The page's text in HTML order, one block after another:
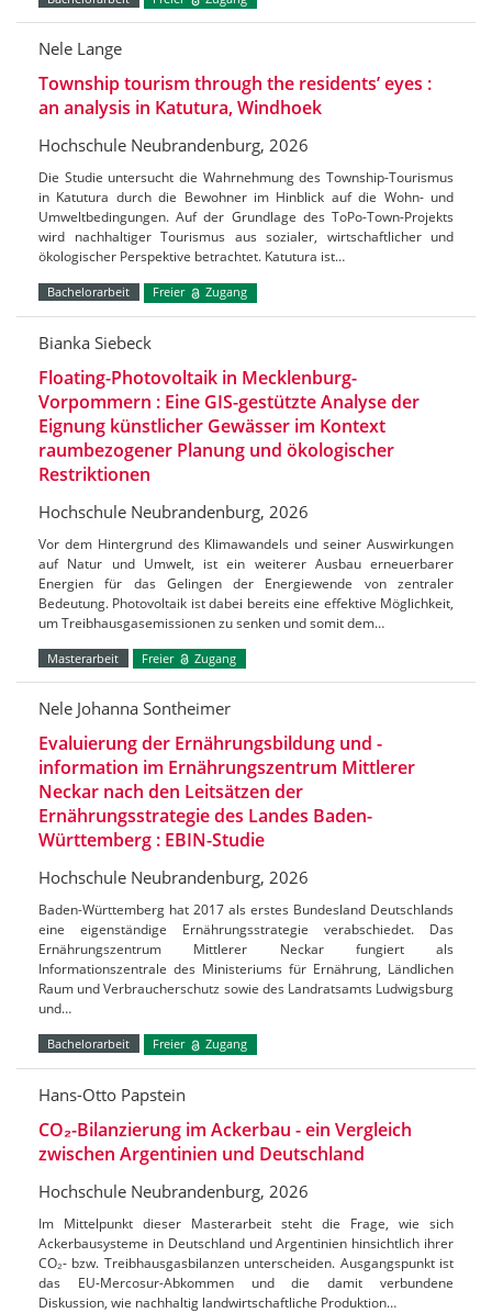
Nele Lange
Township tourism through the residents’ eyes :
an analysis in Katutura, Windhoek
Hochschule Neubrandenburg, 2026
Die Studie untersucht die Wahrnehmung des Township-Tourismus
in Katutura durch die Bewohner im Hinblick auf die Wohn- und
Umweltbedingungen. Auf der Grundlage des ToPo-Town-Projekts
wird nachhaltiger Tourismus aus sozialer, wirtschaftlicher und
ökologischer Perspektive betrachtet. Katutura ist…
Bachelorarbeit Freier Zugang
Bianka Siebeck
Floating-Photovoltaik in Mecklenburg-
Vorpommern : Eine GIS-gestützte Analyse der
Eignung künstlicher Gewässer im Kontext
raumbezogener Planung und ökologischer
Restriktionen
Hochschule Neubrandenburg, 2026
Vor dem Hintergrund des Klimawandels und seiner Auswirkungen
auf Natur und Umwelt, ist ein weiterer Ausbau erneuerbarer
Energien für das Gelingen der Energiewende von zentraler
Bedeutung. Photovoltaik ist dabei bereits eine effektive Möglichkeit,
um Treibhausgasemissionen zu senken und somit dem…
Masterarbeit Freier Zugang
Nele Johanna Sontheimer
Evaluierung der Ernährungsbildung und -
information im Ernährungszentrum Mittlerer
Neckar nach den Leitsätzen der
Ernährungsstrategie des Landes Baden-
Württemberg : EBIN-Studie
Hochschule Neubrandenburg, 2026
Baden-Württemberg hat 2017 als erstes Bundesland Deutschlands
eine eigenständige Ernährungsstrategie verabschiedet. Das
Ernährungszentrum Mittlerer Neckar fungiert als
Informationszentrale des Ministeriums für Ernährung, Ländlichen
Raum und Verbraucherschutz sowie des Landratsamts Ludwigsburg
und…
Bachelorarbeit Freier Zugang
Hans-Otto Papstein
CO₂-Bilanzierung im Ackerbau - ein Vergleich
zwischen Argentinien und Deutschland
Hochschule Neubrandenburg, 2026
Im Mittelpunkt dieser Masterarbeit steht die Frage, wie sich
Ackerbausysteme in Deutschland und Argentinien hinsichtlich ihrer
CO₂- bzw. Treibhausgasbilanzen unterscheiden. Ausgangspunkt ist
das EU-Mercosur-Abkommen und die damit verbundene
Diskussion, wie nachhaltig landwirtschaftliche Produktion…